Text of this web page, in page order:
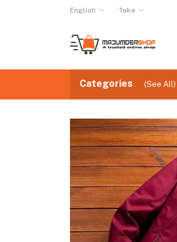
English Taka
Categories (See All)